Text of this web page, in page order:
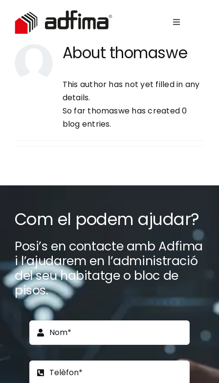
content
Toggle
About thomaswe
This author has not yet filled in any
details.
So far thomaswe has created 0
blog entries.
Com el podem ajudar?
Posi’s en contacte amb Adfima
i l’ajudarem en l’administració
del seu habitatge o bloc de
pisos.